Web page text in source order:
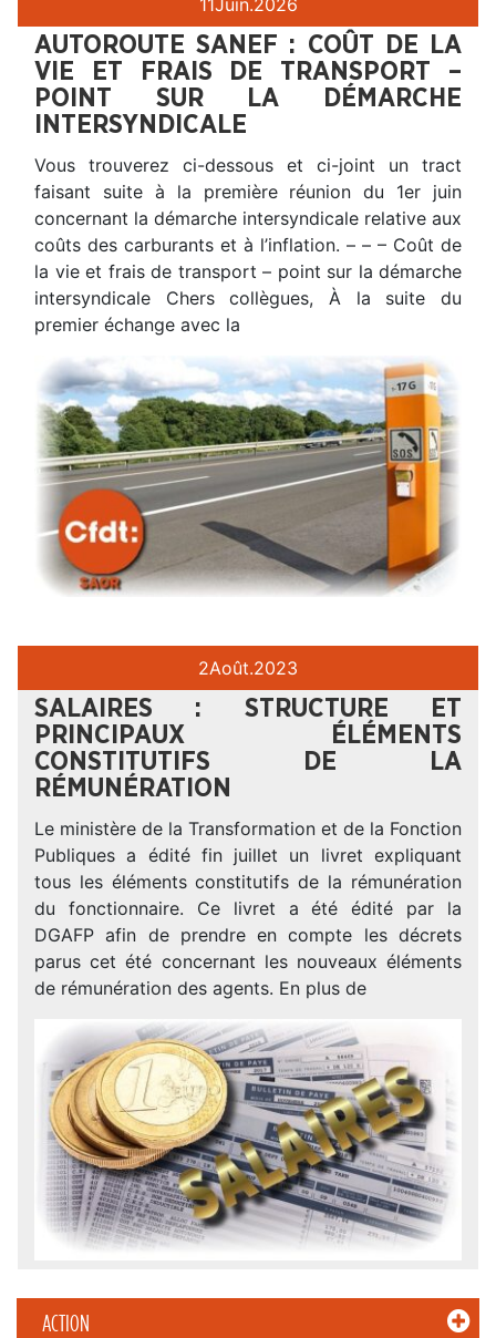
ACTION
11Juin.2026
AUTOROUTE SANEF : COÛT DE LA
VIE ET FRAIS DE TRANSPORT –
POINT SUR LA DÉMARCHE
INTERSYNDICALE
Vous trouverez ci-dessous et ci-joint un tract
faisant suite à la première réunion du 1er juin
concernant la démarche intersyndicale relative aux
coûts des carburants et à l’inflation. – – – Coût de
la vie et frais de transport – point sur la démarche
intersyndicale Chers collègues, À la suite du
premier échange avec la
2Août.2023
SALAIRES : STRUCTURE ET
PRINCIPAUX ÉLÉMENTS
CONSTITUTIFS DE LA
RÉMUNÉRATION
Le ministère de la Transformation et de la Fonction
Publiques a édité fin juillet un livret expliquant
tous les éléments constitutifs de la rémunération
du fonctionnaire. Ce livret a été édité par la
DGAFP afin de prendre en compte les décrets
parus cet été concernant les nouveaux éléments
de rémunération des agents. En plus de